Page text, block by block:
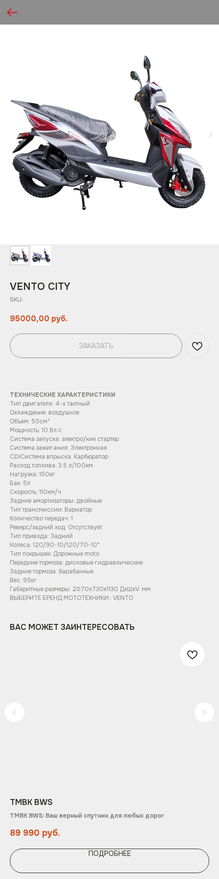
VENTO CITY
SKU:
95000,00 руб.
ЗАКАЗАТЬ
ТЕХНИЧЕСКИЕ ХАРАКТЕРИСТИКИ
Тип двигателя: 4-х тактный
Охлаждение: воздушное
Объем: 50см³
Мощность: 10.8л.с.
Система запуска: электро/кик стартер
Система зажигания: Электронная
CDIСистема впрыска: Карбюратор
Расход топлива: 3.5 л/100км
Нагрузка: 150кг
Бак: 5л
Скорость: 110км/ч
Задние амортизаторы: двойные
Тип трансмиссии: Вариатор
Количество передач: 1
Реверс/задний ход: Отсутствует
Тип привода: Задний
Колеса: 120/90-10/120/70-10"
Тип покрышек: Дорожные moto
Передние тормоза: дисковые гидравлические
Задние тормоза: барабанные
Вес: 95кг
Габаритные размеры: 2070x730x1130 ДхШхV. мм
ВЫБЕРИТЕ БРЕНД МОТОТЕХНИКИ:: VENTO
ВАС МОЖЕТ ЗАИНТЕРЕСОВАТЬ
TMBK BWS
TMBK BWS: Ваш верный спутник для любых дорог
89 990 руб.
ПОДРОБНЕЕ